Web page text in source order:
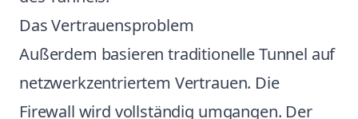
Das Vertrauensproblem
Außerdem basieren traditionelle Tunnel auf
netzwerkzentriertem Vertrauen. Die
Firewall wird vollständig umgangen. Der